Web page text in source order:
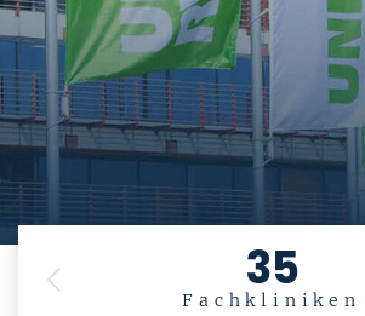
Das Leben ist ein
erhalten, ist die
35
Fachkliniken
Previous